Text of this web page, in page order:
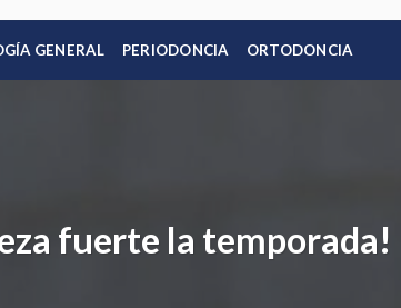
GENERAL PERIODONCIA ORTODONCIA
fuerte la temporada!